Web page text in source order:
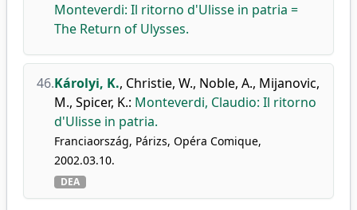
Monteverdi: Il ritorno d'Ulisse in patria =
The Return of Ulysses.
46.Károlyi, K., Christie, W., Noble, A., Mijanovic,
M., Spicer, K.: Monteverdi, Claudio: Il ritorno
d'Ulisse in patria.
Franciaország, Párizs, Opéra Comique,
2002.03.10.
DEA